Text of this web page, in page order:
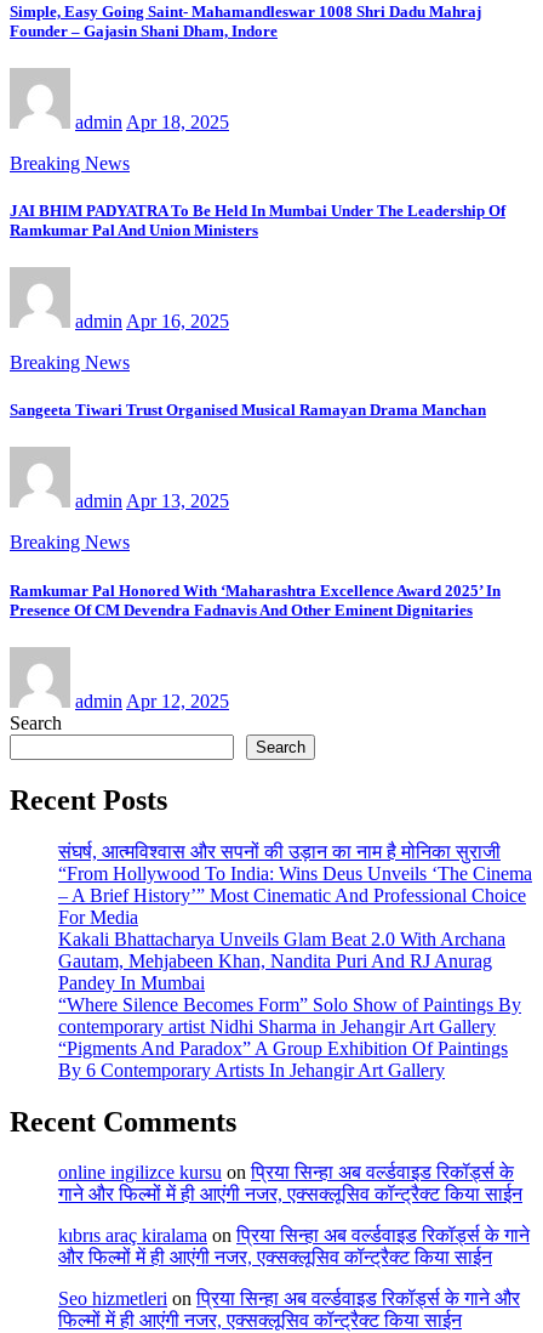
Simple, Easy Going Saint- Mahamandleswar 1008 Shri Dadu Mahraj
Founder – Gajasin Shani Dham, Indore
admin Apr 18, 2025
Breaking News
JAI BHIM PADYATRA To Be Held In Mumbai Under The Leadership Of
Ramkumar Pal And Union Ministers
admin Apr 16, 2025
Breaking News
Sangeeta Tiwari Trust Organised Musical Ramayan Drama Manchan
adminApr 13, 2025
Breaking News
Ramkumar Pal Honored With ‘Maharashtra Excellence Award 2025’ In
Presence Of CM Devendra Fadnavis And Other Eminent Dignitaries
admin Apr 12, 2025
Search
Search
Recent Posts
संघर्ष, आत्मविश्वास और सपनों की उड़ान का नाम है मोनिका सुराजी
“From Hollywood To India: Wins Deus Unveils ‘The Cinema
– A Brief History’” Most Cinematic And Professional Choice
For Media
Kakali Bhattacharya Unveils Glam Beat 2.0 With Archana
Gautam, Mehjabeen Khan, Nandita Puri And RJ Anurag
Pandey In Mumbai
“Where Silence Becomes Form” Solo Show of Paintings By
contemporary artist Nidhi Sharma in Jehangir Art Gallery
“Pigments And Paradox” A Group Exhibition Of Paintings
By 6 Contemporary Artists In Jehangir Art Gallery
Recent Comments
online ingilizce kursu onप्रिया सिन्हा अब वर्ल्डवाइड रिकॉर्ड्स के
गाने और फिल्मों में ही आएंगी नजर, एक्सक्लूसिव कॉन्ट्रैक्ट किया साईन
kıbrıs araç kiralama onप्रिया सिन्हा अब वर्ल्डवाइड रिकॉर्ड्स के गाने
और फिल्मों में ही आएंगी नजर, एक्सक्लूसिव कॉन्ट्रैक्ट किया साईन
Seo hizmetleri onप्रिया सिन्हा अब वर्ल्डवाइड रिकॉर्ड्स के गाने और
फिल्मों में ही आएंगी नजर, एक्सक्लूसिव कॉन्ट्रैक्ट किया साईन